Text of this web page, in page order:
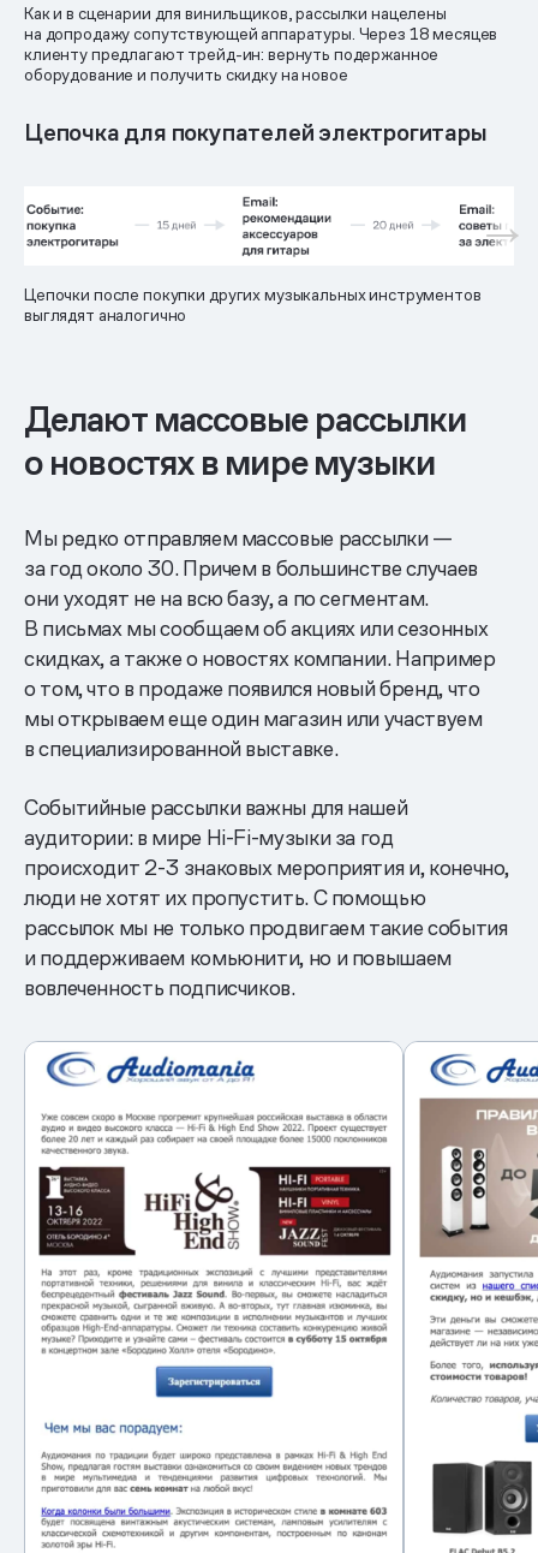
Как и в сценарии для винильщиков, рассылки нацелены
на допродажу сопутствующей аппаратуры. Через 18 месяцев
клиенту предлагают трейд-ин: вернуть подержанное
оборудование и получить скидку на новое
Цепочка для покупателей электрогитары
Цепочки после покупки других музыкальных инструментов
выглядят аналогично
Делают массовые рассылки
о новостях в мире музыки
Мы редко отправляем массовые рассылки —
за год около 30. Причем в большинстве случаев
они уходят не на всю базу, а по сегментам.
В письмах мы сообщаем об акциях или сезонных
скидках, а также о новостях компании. Например
о том, что в продаже появился новый бренд, что
мы открываем еще один магазин или участвуем
в специализированной выставке.
Событийные рассылки важны для нашей
аудитории: в мире Hi-Fi-музыки за год
происходит 2-3 знаковых мероприятия и, конечно,
люди не хотят их пропустить. С помощью
рассылок мы не только продвигаем такие события
и поддерживаем комьюнити, но и повышаем
вовлеченность подписчиков.